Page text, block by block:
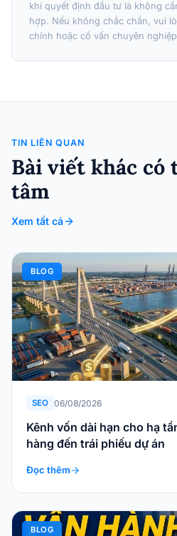
khi quyết định đầu tư là không
hợp. Nếu không chắc chắn, vui
chính hoặc cố vấn chuyên
TIN LIÊN QUAN
Bài viết khác có
tâm
Xem tất cả
BLOG
SEO 06/08/2026
Kênh vốn dài hạn cho hạ
hàng đến trái phiếu dự án
Đọc thêm
BLOG